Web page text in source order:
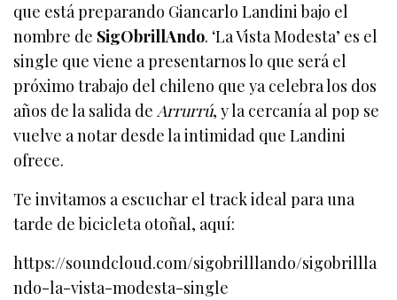
que está preparando Giancarlo Landini bajo el
nombre de SigObrillAndo. ‘La Vista Modesta’ es el
single que viene a presentarnos lo que será el
próximo trabajo del chileno que ya celebra los dos
años de la salida deArrurrú, y la cercanía al pop se
vuelve a notar desde la intimidad que Landini
ofrece.
Te invitamos a escuchar el track ideal para una
tarde de bicicleta otoñal, aquí:
https://soundcloud.com/sigobrilllando/sigobrillla
ndo-la-vista-modesta-single